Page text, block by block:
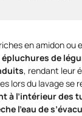
en amidon ou
de
, rendant leur
lors du lavage se
à l’intérieur des
l’eau de